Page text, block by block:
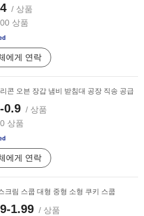
/ 상품
상품
에게 연락
콘 오븐 장갑 냄비 받침대 공장 직송 공급
0.9 / 상품
상품
에게 연락
크림 스쿱 대형 중형 소형 쿠키 스쿱
1.99 / 상품